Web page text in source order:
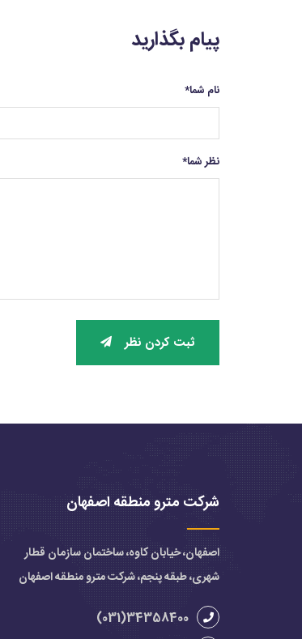
پیام بگذارید
نام شما*
نظر شما*
ثبت کردن نظر
شرکت مترو منطقه اصفهان
اصفهان، خیابان کاوه، ساختمان سازمان قطار
شهری، طبقه پنجم، شرکت مترو منطقه اصفهان
34358400(031)